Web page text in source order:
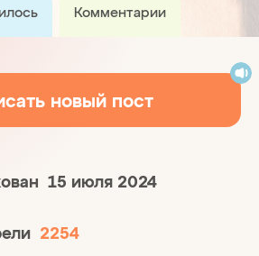
Комментарии
новый пост
15 июля 2024
2254